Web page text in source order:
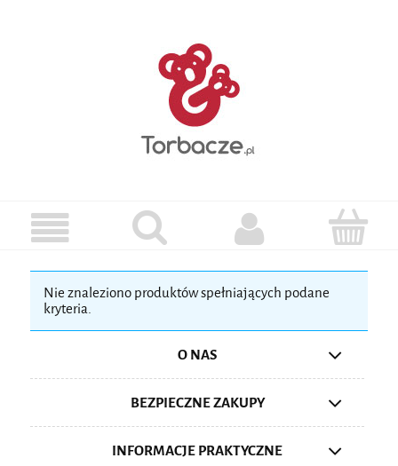
Nie znaleziono produktów spełniających podane
kryteria.
O NAS
BEZPIECZNE ZAKUPY
INFORMACJE PRAKTYCZNE